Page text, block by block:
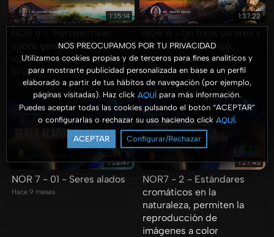
NOS PREOCUPAMOS POR TU PRIVACIDAD
Utilizamos cookies propias y de terceros para fines analíticos y
para mostrarte publicidad personalizada en base a un perfil
elaborado a partir de tus hábitos de navegación (por ejemplo,
páginas visitadas). Haz click AQUÍ para más información.
Puedes aceptar todas las cookies pulsando el botón “ACEPTAR”
o configurarlas o rechazar su uso haciendo click AQUÍ.
ACEPTAR Configurar/Rechazar
1:35:14
sobre geoquímica,
vulcanismo y el origen de
la vida."
Hace 9 meses
1:37:22
el cuadrado de algo…
implican perfección.
Hace 9 meses
1:53:47
NOR 7 - 01 - Seres alados
Hace 9 meses
1:27:43
NOR7 - 2 - Estándares
cromáticos en la
naturaleza, permiten la
reproducción de
imágenes a color